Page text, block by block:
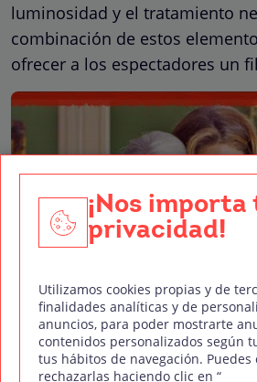
luminosidad y el tratamiento
combinación de estos
ofrecer a los espectadores un
Cerdita
¡Nos importa
privacidad!
Utilizamos cookies propias y de
finalidades analíticas y de
anuncios, para poder mostrarte
contenidos personalizados según
tus hábitos de navegación.
rechazarlas haciendo clic en “